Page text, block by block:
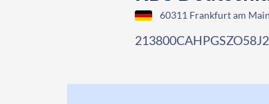
60311 Frankfurt am